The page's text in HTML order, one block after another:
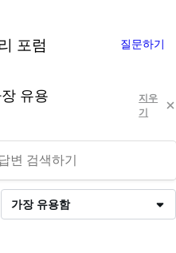
포럼 질문하기
유용
지우
기
가장 유용함